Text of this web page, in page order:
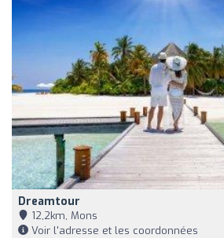
Dreamtour
12,2km, Mons
Voir l'adresse et les coordonnées